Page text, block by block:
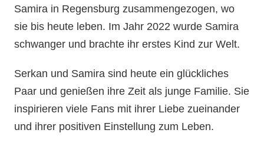
Samira in Regensburg zusammengezogen, wo
sie bis heute leben. Im Jahr 2022 wurde Samira
schwanger und brachte ihr erstes Kind zur Welt.
Serkan und Samira sind heute ein glückliches
Paar und genießen ihre Zeit als junge Familie. Sie
inspirieren viele Fans mit ihrer Liebe zueinander
und ihrer positiven Einstellung zum Leben.